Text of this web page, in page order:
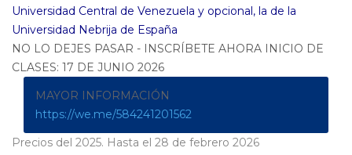
Universidad Central de Venezuela y opcional, la de la
Universidad Nebrija de España
NO LO DEJES PASAR - INSCRÍBETE AHORA INICIO DE
CLASES: 17 DE JUNIO 2026
MAYOR INFORMACIÓN
https://we.me/584241201562
Precios del 2025. Hasta el 28 de febrero 2026